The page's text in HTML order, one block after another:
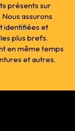
présents sur
assurons
identifiées et
plus brefs.
en même temps
et autres.